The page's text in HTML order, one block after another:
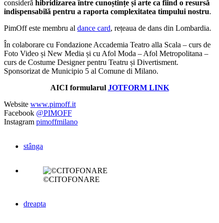
consideră hibridizarea între cunoștințe și arte ca fiind o resursă
indispensabilă pentru a raporta complexitatea timpului nostru.
PimOff este membru al dance card, rețeaua de dans din Lombardia.
În colaborare cu Fondazione Accademia Teatro alla Scala – curs de
Foto Video și New Media și cu Afol Moda – Afol Metropolitana –
curs de Costume Designer pentru Teatru și Divertisment.
Sponsorizat de Municipio 5 al Comune di Milano.
AICI formularul JOTFORM LINK
Website www.pimoff.it
Facebook @PIMOFF
Instagram pimoffmilano
stânga
©CITOFONARE
dreapta